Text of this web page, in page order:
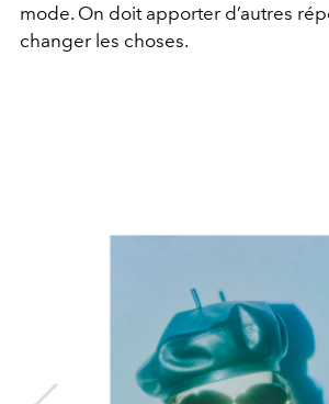
mode. On doit apporter d’autres
changer les choses.